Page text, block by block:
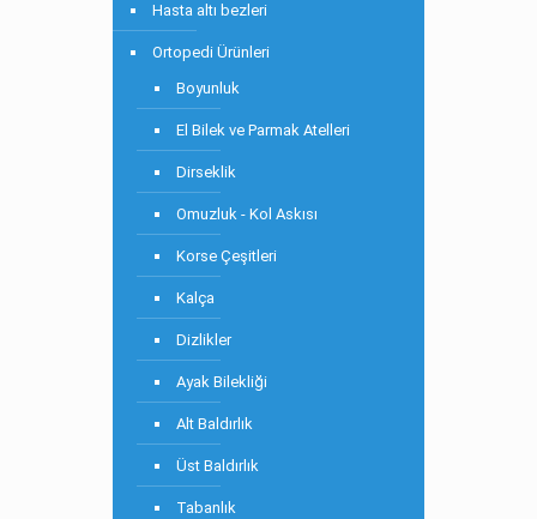
Hasta altı bezleri
Ortopedi Ürünleri
Boyunluk
El Bilek ve Parmak Atelleri
Dirseklik
Omuzluk - Kol Askısı
Korse Çeşitleri
Kalça
Dizlikler
Ayak Bilekliği
Alt Baldırlık
Üst Baldırlık
Tabanlık